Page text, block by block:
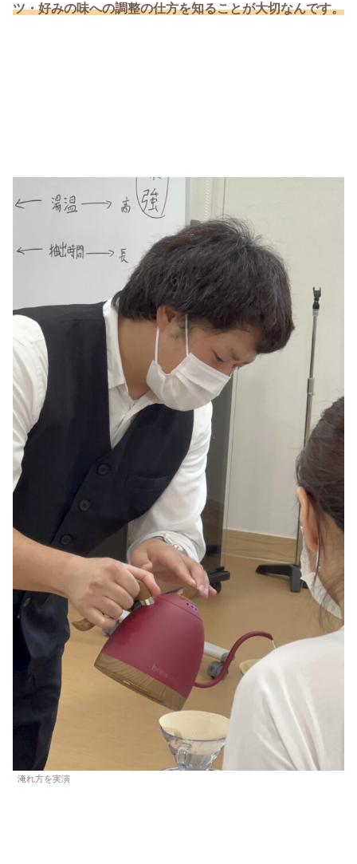
ツ・好みの味への調整の仕方を知ることが大切なんです。
淹れ方を実演